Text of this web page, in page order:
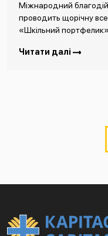
Міжнародний
проводить щорічну
«Шкільний
Читати далі